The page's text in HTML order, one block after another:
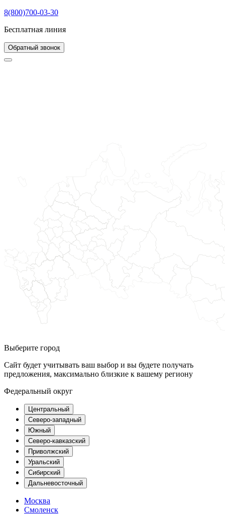
8(800)700-03-30
Бесплатная линия
Обратный звонок
Выберите город
Сайт будет учитывать ваш выбор и вы будете получать
предложения, максимально близкие к вашему региону
Федеральный округ
Центральный
Северо-западный
Южный
Северо-кавказский
Приволжский
Уральский
Сибирский
Дальневосточный
Москва
Смоленск